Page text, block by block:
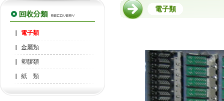
電子類
金屬類
塑膠類
紙 類
電子類